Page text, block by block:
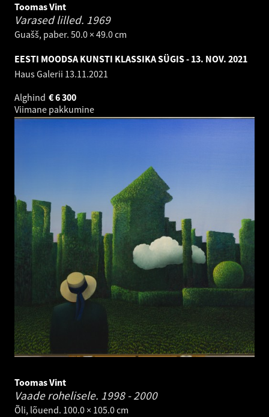
Toomas Vint
Varased lilled. 1969
Guašš, paber. 50.0 × 49.0 cm
EESTI MOODSA KUNSTI KLASSIKA SÜGIS - 13. NOV. 2021
Haus Galerii 13.11.2021
Alghind
6 300
€
Viimane pakkumine
Toomas Vint
Vaade rohelisele. 1998 - 2000
Õli, lõuend. 100.0 × 105.0 cm